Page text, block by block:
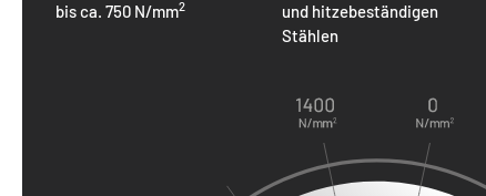
bis ca. 750 N/mm2
und hitzebeständigen
Stählen